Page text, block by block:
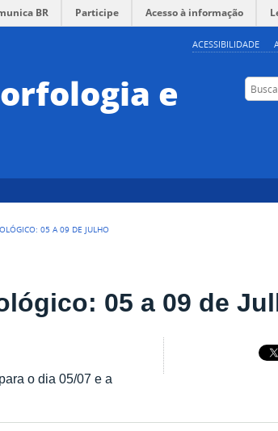
ACESSIBILIDADE
BR Participe Acesso à informação
e Buscar
05 A 09 DE JULHO
05 a 09 de
o dia 05/07 e a